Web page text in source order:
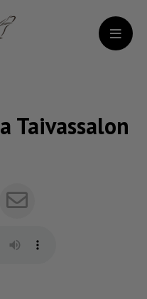
Taivassalon
Sähköposti